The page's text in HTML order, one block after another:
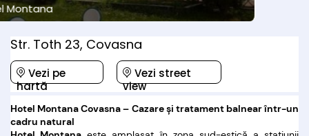
Hotel Montana
Str. Toth 23, Covasna
Vezi pe
hartă
Vezi street
view
Hotel Montana Covasna – Cazare și tratament balnear într-un
cadru natural